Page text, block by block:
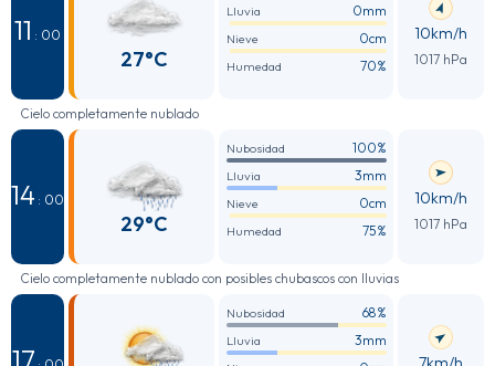
11 : 00
27°C
Lluvia 0mm
Nieve 0cm
Humedad 70%
10km/h
1017 hPa
Cielo completamente nublado
14 : 00
29°C
Nubosidad 100%
Lluvia 3mm
Nieve 0cm
Humedad 75%
10km/h
1017 hPa
Cielo completamente nublado con posibles chubascos con lluvias
17
Nubosidad 68%
Lluvia 3mm